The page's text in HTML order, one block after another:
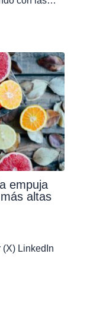
empuja
altas
(X) LinkedIn